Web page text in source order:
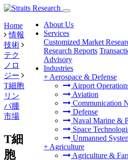
About Us
Services
Customized Market
Research Reports
Advisory
Industries
+ Aerospace & Defense
Airport
Aviation
Communication
Defense
Naval Marine &
Space
Unmanned
+ Agriculture
Agriculture &
Home
情報
技術
テク
ノロ
ジー
T細胞
リン
パ腫
市場
T細
胞